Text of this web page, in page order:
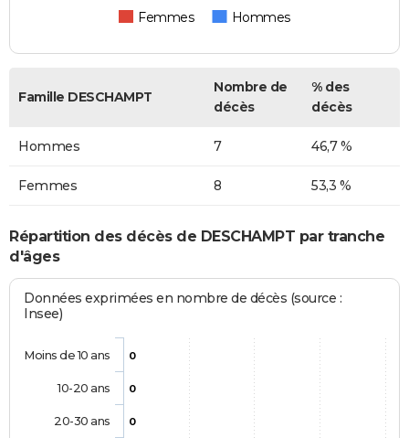
Femmes Hommes
Famille DESCHAMPT
Nombre de
décès
% des
décès
Hommes 7 46,7 %
Femmes 8 53,3 %
Répartition des décès de DESCHAMPT par tranche
d'âges
Données exprimées en nombre de décès (source :
Insee)
0
0
0
Moins de 10 ans
10-20 ans
20-30 ans